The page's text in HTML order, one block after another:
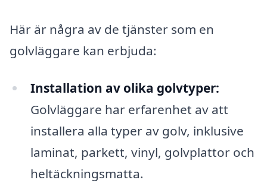
Här är några av de tjänster som en
golvläggare kan erbjuda:
Installation av olika golvtyper:
Golvläggare har erfarenhet av att
installera alla typer av golv, inklusive
laminat, parkett, vinyl, golvplattor och
heltäckningsmatta.